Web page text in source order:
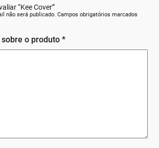
“Kee Cover”
não será publicado. Campos obrigatórios marcados
sobre o produto*